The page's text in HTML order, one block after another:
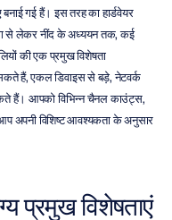
गई हैं। इस तरह का हार्डवेयर
से लेकर नींद के अध्ययन तक, कई
की एक प्रमुख विशेषता
हैं, एकल डिवाइस से बड़े, नेटवर्क
हैं। आपको विभिन्न चैनल काउंट्स,
अपनी विशिष्ट आवश्यकता के अनुसार
प्रमुख विशेषताएं